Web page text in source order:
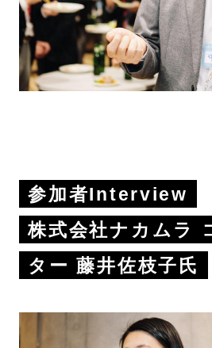
参加者Interview
株式会社ナカムラ
ター 藤井佐枝子氏